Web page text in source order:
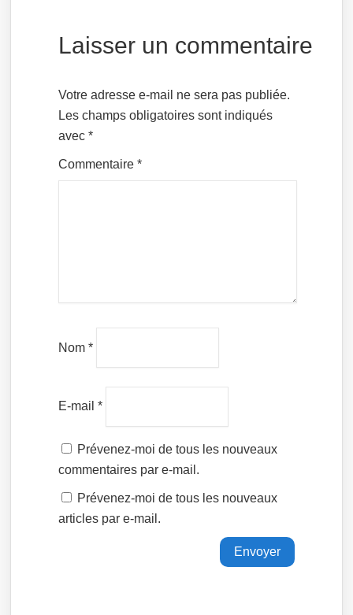
Laisser un commentaire
Votre adresse e-mail ne sera pas publiée.
Les champs obligatoires sont indiqués
avec*
Commentaire*
Nom*
E-mail*
Prévenez-moi de tous les nouveaux
commentaires par e-mail.
Prévenez-moi de tous les nouveaux
articles par e-mail.